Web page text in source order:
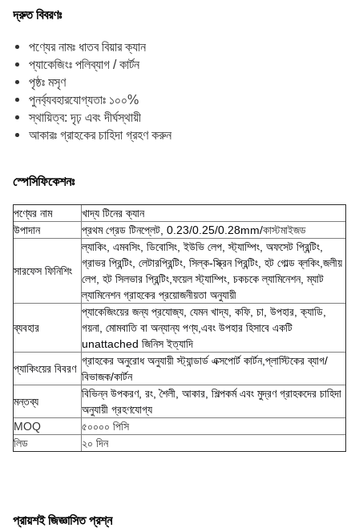
দ্রুত বিবরণঃ
পণ্যের নামঃ ধাতব বিয়ার ক্যান
প্যাকেজিংঃ পলিব্যাগ / কার্টন
পৃষ্ঠঃ মসৃণ
পুনর্ব্যবহারযোগ্যতাঃ ১০০%
স্থায়িত্ব: দৃঢ় এবং দীর্ঘস্থায়ী
আকারঃ গ্রাহকের চাহিদা গ্রহণ করুন
স্পেসিফিকেশনঃ
পণ্যের নাম
খাদ্য টিনের ক্যান
উপাদান
প্রথম গ্রেড টিনপ্লেট, 0.23/0.25/0.28mm/কাস্টমাইজড
সারফেস ফিনিশিং
ল্যাকিং, এমবসিং, ডিবোসিং, ইউভি লেপ, স্ট্যাম্পিং, অফসেট প্রিন্টিং,
গ্রাভর প্রিন্টিং, লেটারপ্রিন্টিং, সিল্ক-স্ক্রিন প্রিন্টিং, হট গোল্ড ব্লকিং,জলীয়
লেপ, হট সিলভার প্রিন্টিং,ফয়েল স্ট্যাম্পিং, চকচকে ল্যামিনেশন, ম্যাট
ল্যামিনেশন গ্রাহকের প্রয়োজনীয়তা অনুযায়ী
ব্যবহার
প্যাকেজিংয়ের জন্য প্রযোজ্য, যেমন খাদ্য, কফি, চা, উপহার, ক্যাডি,
গয়না, মোমবাতি বা অন্যান্য পণ্য,এবং উপহার হিসাবে একটি
unattached জিনিস ইত্যাদি
প্যাকিংয়ের বিবরণ
গ্রাহকের অনুরোধ অনুযায়ী স্ট্যান্ডার্ড এক্সপোর্ট কার্টন,প্লাস্টিকের ব্যাগ/
বিভাজক/কার্টন
মন্তব্য
বিভিন্ন উপকরণ, রং, শৈলী, আকার, শিল্পকর্ম এবং মুদ্রণ গ্রাহকদের চাহিদা
অনুযায়ী গ্রহণযোগ্য
MOQ
৫০০০০ পিসি
লিড
২০ দিন
প্রায়শই জিজ্ঞাসিত প্রশ্ন